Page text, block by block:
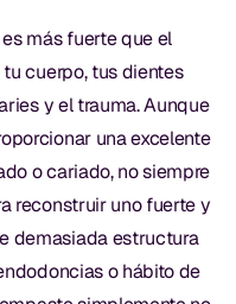
más fuerte que el
cuerpo, tus dientes
y el trauma. Aunque
una excelente
o cariado, no siempre
reconstruir uno fuerte y
demasiada estructura
o hábito de